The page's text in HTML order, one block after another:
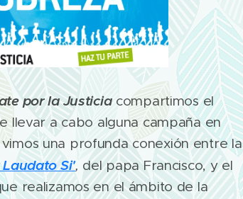
por la Justiciacompartimos el
llevar a cabo alguna campaña en
una profunda conexión entre la
Laudato Si', del papa Francisco, y el
realizamos en el ámbito de la